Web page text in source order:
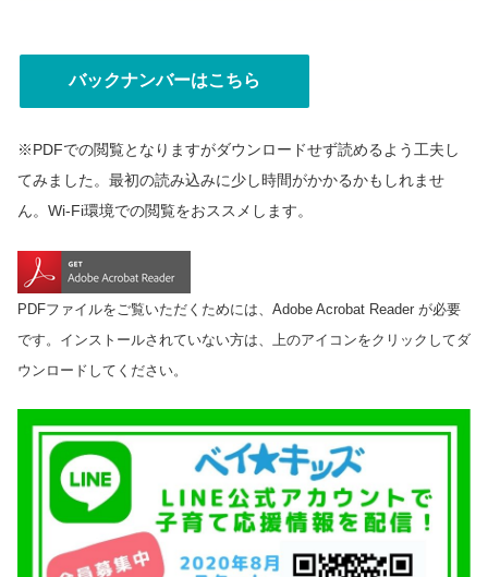
バックナンバーはこちら
※PDFでの閲覧となりますがダウンロードせず読めるよう工夫し
てみました。最初の読み込みに少し時間がかかるかもしれませ
ん。Wi-Fi環境での閲覧をおススメします。
PDFファイルをご覧いただくためには、Adobe Acrobat Reader が必要
です。インストールされていない方は、上のアイコンをクリックしてダ
ウンロードしてください。